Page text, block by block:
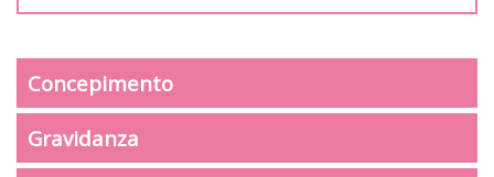
Concepimento
Gravidanza